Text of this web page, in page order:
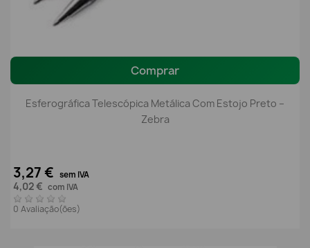
Comprar
Esferográfica Telescópica Metálica Com Estojo Preto –
Zebra
3,27 € sem IVA
4,02 € com IVA
0 Avaliação(ões)